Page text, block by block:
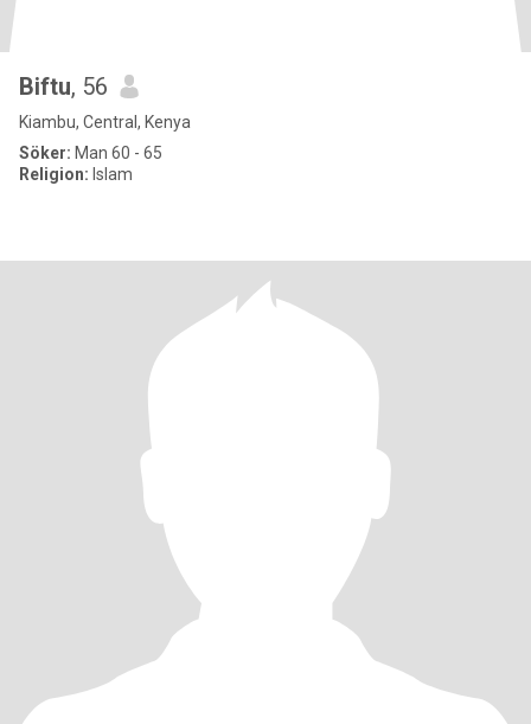
Biftu, 56
Kiambu, Central, Kenya
Söker: Man 60 - 65
Religion: Islam